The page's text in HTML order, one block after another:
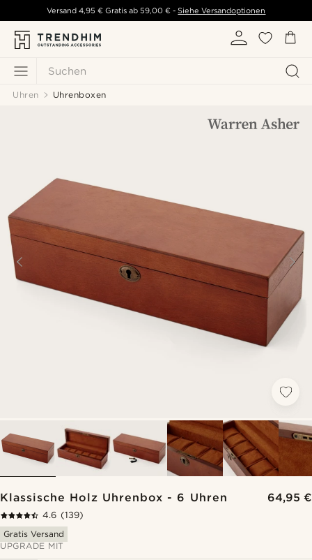
Suchen
Versand 4,95 € Gratis ab 59,00 € - Siehe Versandoptionen
Uhren Uhrenboxen
Klassische Holz Uhrenbox - 6 Uhren 64,95 €
4.6 (139)
Gratis Versand
UPGRADE MIT